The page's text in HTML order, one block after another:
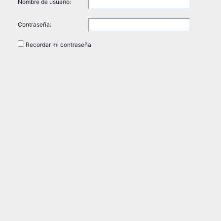
Nombre de usuario:
Contraseña:
Recordar mi contraseña